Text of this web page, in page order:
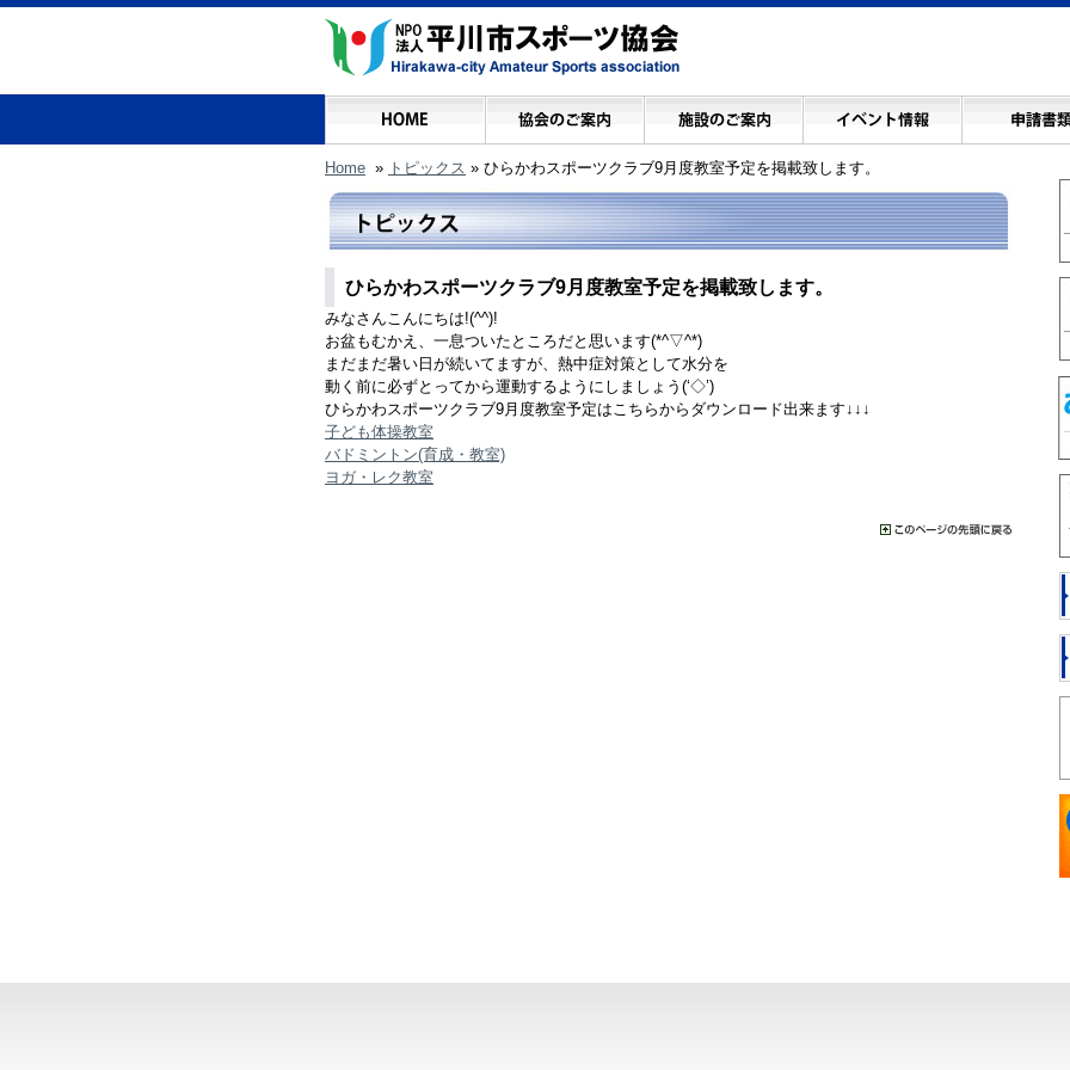
Home » トピックス » ひらかわスポーツクラブ9月度教室予定を掲載致します。
ひらかわスポーツクラブ9月度教室予定を掲載致します。
みなさんこんにちは!(^^)!
お盆もむかえ、一息ついたところだと思います(*^▽^*)
まだまだ暑い日が続いてますが、熱中症対策として水分を
動く前に必ずとってから運動するようにしましょう(‘◇’)ゞ
ひらかわスポーツクラブ9月度教室予定はこちらからダウンロード出来ます↓↓↓
子ども体操教室
バドミントン(育成・教室)
ヨガ・レク教室